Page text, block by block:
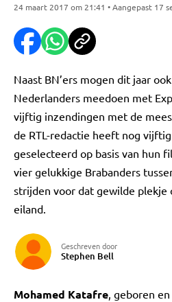
24 maart 2017 om 21:41 • Aangepast 17
Naast BN’ers mogen dit jaar
Nederlanders meedoen met
vijftig inzendingen met de
de RTL-redactie heeft nog
geselecteerd op basis van hun
vier gelukkige Brabanders
strijden voor dat gewilde plekje
eiland.
Geschreven door
Stephen Bell
Mohamed Katafre, geboren